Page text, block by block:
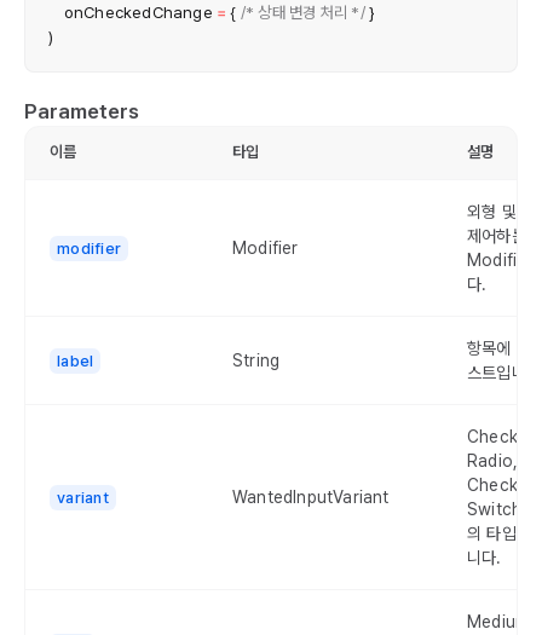
    onCheckedChange
= { /* 상태 변경 처리 */ }
)
Parameters
이름 타입 설명
modifier Modifier
외형 및 배
제어하는
Modifier
다.
label String
항목에 표
스트입니
variant WantedInputVariant
Radio,
Switch 중
의 타입을
니다.
Medium